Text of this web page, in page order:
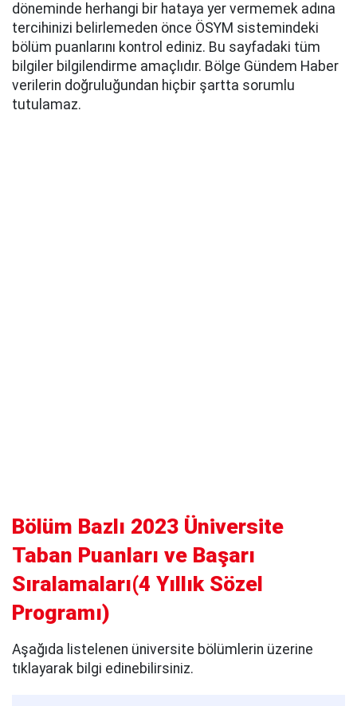
döneminde herhangi bir hataya yer vermemek adına
tercihinizi belirlemeden önce ÖSYM sistemindeki
bölüm puanlarını kontrol ediniz. Bu sayfadaki tüm
bilgiler bilgilendirme amaçlıdır. Bölge Gündem Haber
verilerin doğruluğundan hiçbir şartta sorumlu
tutulamaz.
Bölüm Bazlı 2023 Üniversite
Taban Puanları ve Başarı
Sıralamaları(4 Yıllık Sözel
Programı)
Aşağıda listelenen üniversite bölümlerin üzerine
tıklayarak bilgi edinebilirsiniz.